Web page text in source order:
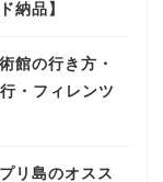
納品】
館の行き方・
・フィレンツ
リ島のオスス